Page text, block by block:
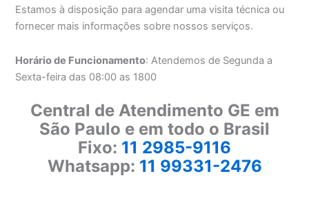
Estamos à disposição para agendar uma visita técnica ou
fornecer mais informações sobre nossos serviços.
Horário de Funcionamento: Atendemos de Segunda a
Sexta-feira das 08:00 as 1800
Central de Atendimento GE em
São Paulo e em todo o Brasil
Fixo: 11 2985-9116
Whatsapp: 11 99331-2476